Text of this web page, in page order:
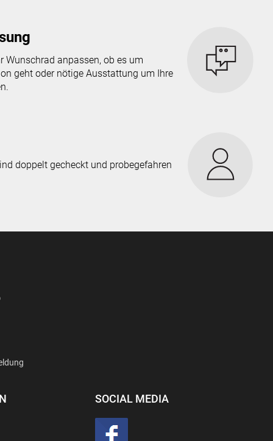
Wunschrad anpassen, ob es um
geht oder nötige Ausstattung um Ihre
doppelt gecheckt und probegefahren
SOCIAL MEDIA